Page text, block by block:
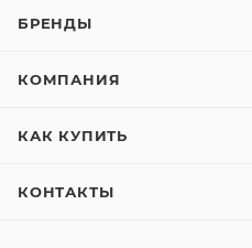
БРЕНДЫ
КОМПАНИЯ
КАК КУПИТЬ
КОНТАКТЫ